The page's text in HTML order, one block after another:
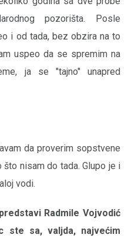
pozorišta. Posle
i od tada, bez obzira na to
uspeo da se spremim na
ja se "tajno" unapred
da proverim sopstvene
nisam do tada. Glupo je i
vodi.
Radmile Vojvodić
ste sa, valjda, najvećim